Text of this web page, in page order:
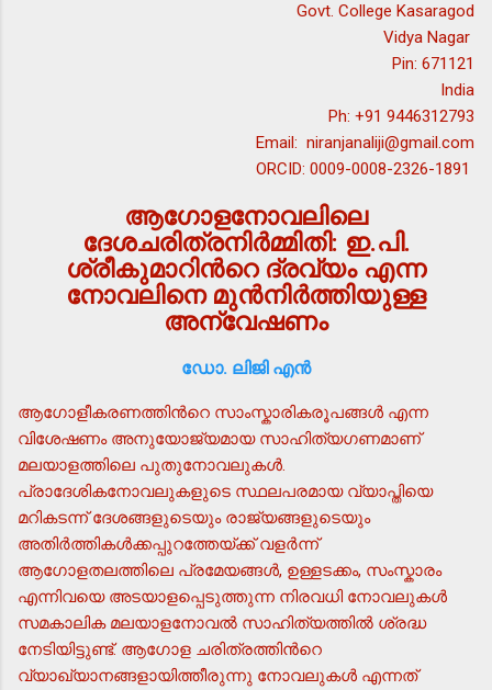
Govt. College Kasaragod
Vidya Nagar
Pin: 671121
India
Ph: +91 9446312793
Email: niranjanaliji@gmail.com
ORCID: 0009-0008-2326-1891
ആഗോളനോവലിലെ
ദേശചരിത്രനിര്‍മ്മിതി: ഇ.പി.
ശ്രീകുമാറിന്‍റെ ദ്രവ്യം എന്ന
നോവലിനെ മുന്‍നിര്‍ത്തിയുള്ള
അന്വേഷണം
ഡോ. ലിജി എന്‍
ആഗോളീകരണത്തിന്‍റെ സാംസ്കാരികരൂപങ്ങള്‍ എന്ന
വിശേഷണം അനുയോജ്യമായ സാഹിത്യഗണമാണ്
മലയാളത്തിലെ പുതുനോവലുകള്‍.
പ്രാദേശികനോവലുകളുടെ സ്ഥലപരമായ വ്യാപ്തിയെ
മറികടന്ന് ദേശങ്ങളുടെയും രാജ്യങ്ങളുടെയും
അതിര്‍ത്തികള്‍ക്കപ്പുറത്തേയ്ക്ക് വളര്‍ന്ന്
ആഗോളതലത്തിലെ പ്രമേയങ്ങള്‍, ഉള്ളടക്കം, സംസ്കാരം
എന്നിവയെ അടയാളപ്പെടുത്തുന്ന നിരവധി നോവലുകള്‍
സമകാലിക മലയാളനോവല്‍ സാഹിത്യത്തില്‍ ശ്രദ്ധ
നേടിയിട്ടുണ്ട്. ആഗോള ചരിത്രത്തിന്‍റെ
വ്യാഖ്യാനങ്ങളായിത്തീരുന്നു നോവലുകള്‍ എന്നത്